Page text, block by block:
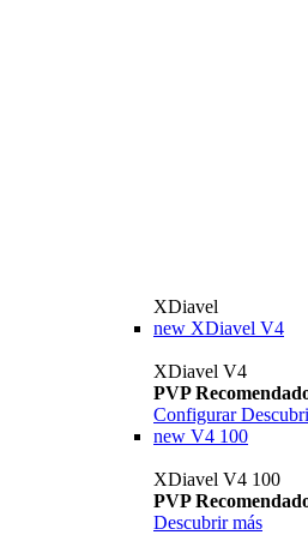
XDiavel
new XDiavel V4
XDiavel V4
PVP
Configurar
new V4 100
XDiavel V4 100
PVP
Descubrir más